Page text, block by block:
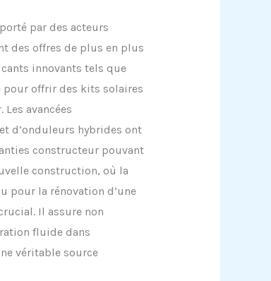
par des acteurs
des offres de plus en plus
innovants tels que
pour offrir des kits solaires
avancées
d’onduleurs hybrides ont
constructeur pouvant
construction, où la
pour la rénovation d’une
Il assure non
fluide dans
véritable source